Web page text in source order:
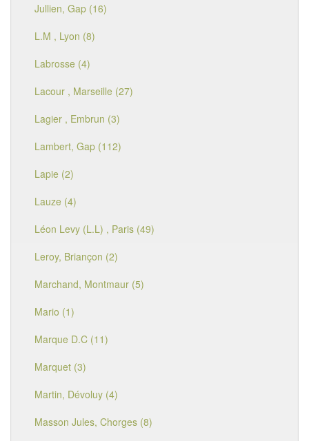
Jullien, Gap (16)
L.M , Lyon (8)
Labrosse (4)
Lacour , Marseille (27)
Lagier , Embrun (3)
Lambert, Gap (112)
Lapie (2)
Lauze (4)
Léon Levy (L.L) , Paris (49)
Leroy, Briançon (2)
Marchand, Montmaur (5)
Mario (1)
Marque D.C (11)
Marquet (3)
Martin, Dévoluy (4)
Masson Jules, Chorges (8)